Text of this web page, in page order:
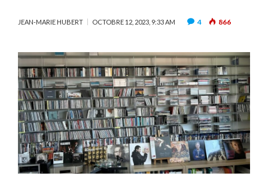
JEAN-MARIE HUBERT OCTOBRE 12, 2023, 9:33 AM 4 866